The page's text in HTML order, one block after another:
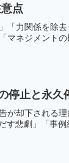
点
「力関係を除
マネジメント
停止と永久
が却下される
す悲劇」「事例